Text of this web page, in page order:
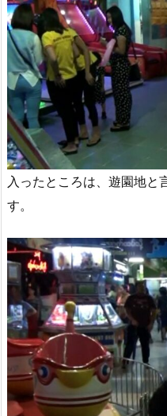
入ったところは、遊園地と
す。